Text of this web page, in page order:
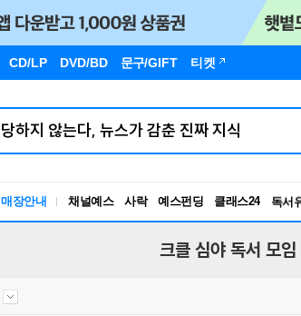
CD/LP DVD/BD 문구/GIFT 티켓
매장안내 채널예스 사락 예스펀딩 클래스24
독서
RBTI
크클 심야 독서 모임